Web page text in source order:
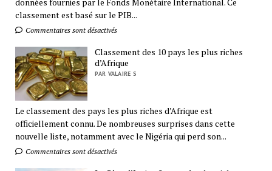
classement est basé sur le PIB...
Commentaires sont désactivés
Classement des 10 pays les plus riches
d’Afrique
PAR VALAIRE S
Le classement des pays les plus riches d’Afrique est
officiellement connu. De nombreuses surprises dans cette
nouvelle liste, notamment avec le Nigéria qui perd son...
Commentaires sont désactivés